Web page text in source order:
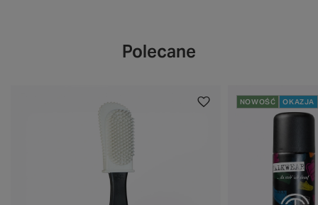
Polecane
NOWOŚĆ OKAZJA